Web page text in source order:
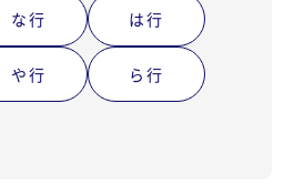
な行 は行
や行 ら行